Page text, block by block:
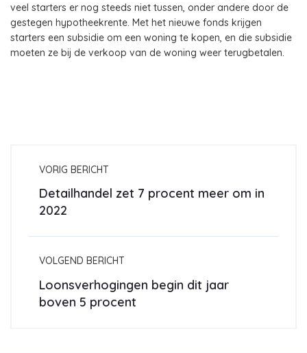
veel starters er nog steeds niet tussen, onder andere door de
gestegen hypotheekrente. Met het nieuwe fonds krijgen
starters een subsidie om een woning te kopen, en die subsidie
moeten ze bij de verkoop van de woning weer terugbetalen.
VORIG BERICHT
Detailhandel zet 7 procent meer om in
2022
VOLGEND BERICHT
Loonsverhogingen begin dit jaar
boven 5 procent